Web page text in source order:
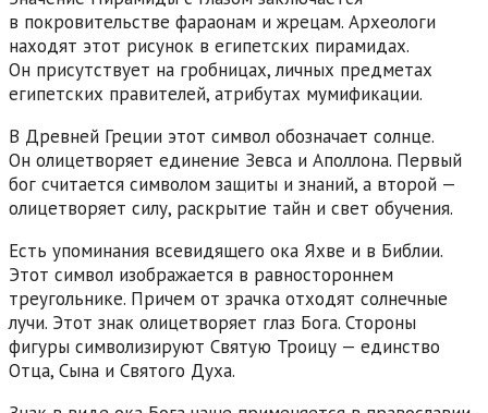
в покровительстве фараонам и жрецам. Археологи
находят этот рисунок в египетских пирамидах.
Он присутствует на гробницах, личных предметах
египетских правителей, атрибутах мумификации.
В Древней Греции этот символ обозначает солнце.
Он олицетворяет единение Зевса и Аполлона. Первый
бог считается символом защиты и знаний, а второй —
олицетворяет силу, раскрытие тайн и свет обучения.
Есть упоминания всевидящего ока Яхве и в Библии.
Этот символ изображается в равностороннем
треугольнике. Причем от зрачка отходят солнечные
лучи. Этот знак олицетворяет глаз Бога. Стороны
фигуры символизируют Святую Троицу — единство
Отца, Сына и Святого Духа.